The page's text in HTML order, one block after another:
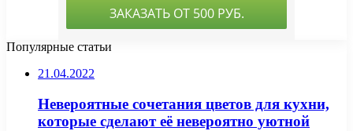
Популярные статьи
21.04.2022
Невероятные сочетания цветов для кухни,
которые сделают её невероятно уютной